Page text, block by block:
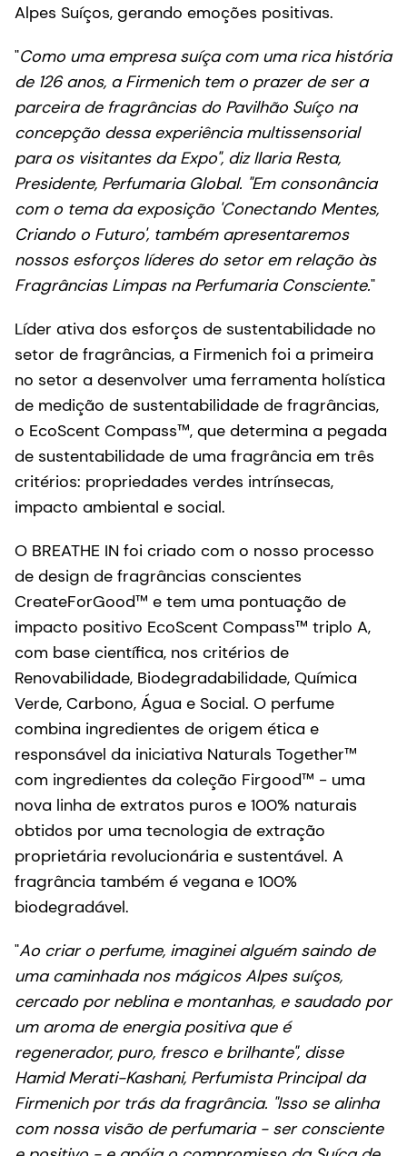
Alpes Suíços, gerando emoções positivas.
"Como uma empresa suíça com uma rica história
de 126 anos, a Firmenich tem o prazer de ser a
parceira de fragrâncias do Pavilhão Suíço na
concepção dessa experiência multissensorial
para os visitantes da Expo", diz Ilaria Resta,
Presidente, Perfumaria Global. "Em consonância
com o tema da exposição 'Conectando Mentes,
Criando o Futuro', também apresentaremos
nossos esforços líderes do setor em relação às
Fragrâncias Limpas na Perfumaria Consciente."
Líder ativa dos esforços de sustentabilidade no
setor de fragrâncias, a Firmenich foi a primeira
no setor a desenvolver uma ferramenta holística
de medição de sustentabilidade de fragrâncias,
o EcoScent Compass™, que determina a pegada
de sustentabilidade de uma fragrância em três
critérios: propriedades verdes intrínsecas,
impacto ambiental e social.
O BREATHE IN foi criado com o nosso processo
de design de fragrâncias conscientes
CreateForGood™ e tem uma pontuação de
impacto positivo EcoScent Compass™ triplo A,
com base científica, nos critérios de
Renovabilidade, Biodegradabilidade, Química
Verde, Carbono, Água e Social. O perfume
combina ingredientes de origem ética e
responsável da iniciativa Naturals Together™
com ingredientes da coleção Firgood™ - uma
nova linha de extratos puros e 100% naturais
obtidos por uma tecnologia de extração
proprietária revolucionária e sustentável. A
fragrância também é vegana e 100%
biodegradável.
"Ao criar o perfume, imaginei alguém saindo de
uma caminhada nos mágicos Alpes suíços,
cercado por neblina e montanhas, e saudado por
um aroma de energia positiva que é
regenerador, puro, fresco e brilhante", disse
Hamid Merati-Kashani, Perfumista Principal da
Firmenich por trás da fragrância. "Isso se alinha
com nossa visão de perfumaria - ser consciente